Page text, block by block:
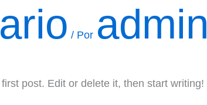
/ Por admin
post. Edit or delete it, then start writing!